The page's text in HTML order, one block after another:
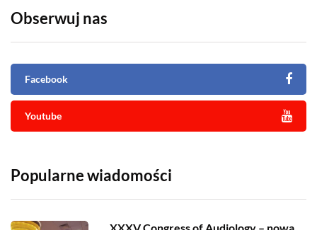
Obserwuj nas
Facebook
Youtube
Popularne wiadomości
XXXV Congress of Audiology – nowa